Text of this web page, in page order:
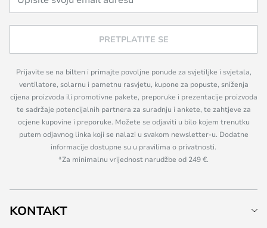
PRETPLATITE SE
Prijavite se na bilten i primajte povoljne ponude za svjetiljke i svjetala,
ventilatore, solarnu i pametnu rasvjetu, kupone za popuste, sniženja
cijena proizvoda ili promotivne pakete, preporuke i prezentacije proizvoda
te sadržaje potencijalnih partnera za suradnju i ankete, te zahtjeve za
ocjene kupovine i preporuke. Možete se odjaviti u bilo kojem trenutku
putem odjavnog linka koji se nalazi u svakom newsletter-u. Dodatne
informacije dostupne su u pravilima o privatnosti.
*Za minimalnu vrijednost narudžbe od 249 €.
KONTAKT